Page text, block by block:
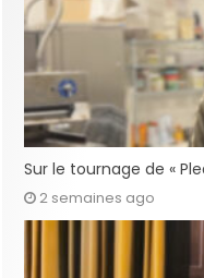
Sur le tournage de «
2 semaines ago